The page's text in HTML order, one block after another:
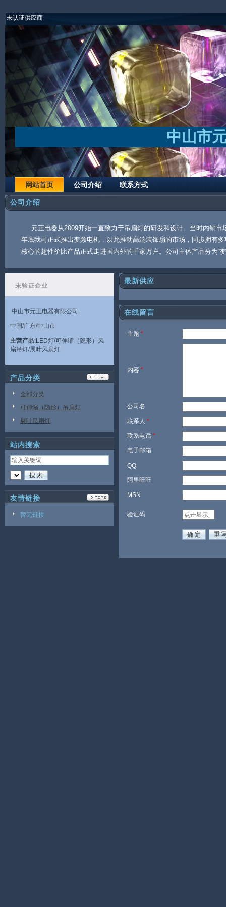
未认证供应商
中山市
网站首页 公司介绍 联系方式
公司介绍
元正电器从2009开始一直致力于吊扇灯的研发和设计。当时内销市
年底我司正式推出变频电机，以此推动高端装饰扇的市场，同步拥有
核心的超性价比产品正式走进国内外的千家万户。公司主体产品分为“
未验证企业
中山市元正电器有限公司
中国/广东/中山市
主营产品:LED灯/可伸缩（隐形）风
扇吊灯/展叶风扇灯
产品分类
全部分类
可伸缩（隐形）吊扇灯
展叶吊扇灯
站内搜索
友情链接
暂无链接
最新供应
在线留言
主题 *
内容 *
公司名
联系人 *
联系电话 *
电子邮箱
QQ
阿里旺旺
MSN
验证码